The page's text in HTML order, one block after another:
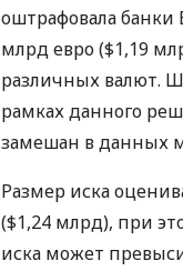
оштрафовала банки
млрд евро ($1,19
различных валют.
рамках данного
замешан в данных
Размер иска
($1,24 млрд), при
иска может